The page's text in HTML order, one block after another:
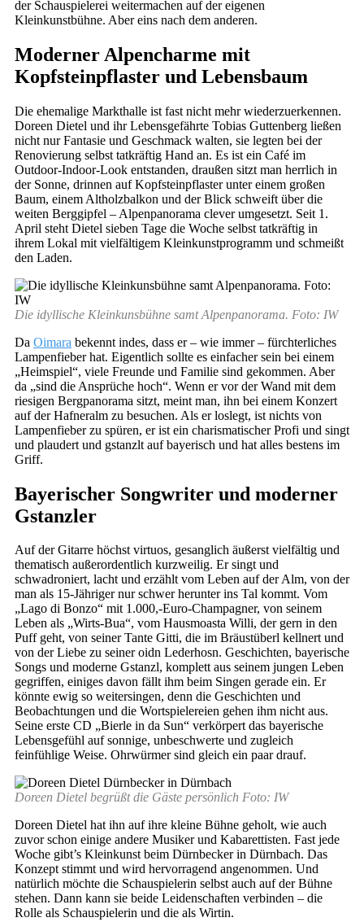
der Schauspielerei weitermachen auf der eigenen
Kleinkunstbühne. Aber eins nach dem anderen.
Moderner Alpencharme mit
Kopfsteinpflaster und Lebensbaum
Die ehemalige Markthalle ist fast nicht mehr wiederzuerkennen.
Doreen Dietel und ihr Lebensgefährte Tobias Guttenberg ließen
nicht nur Fantasie und Geschmack walten, sie legten bei der
Renovierung selbst tatkräftig Hand an. Es ist ein Café im
Outdoor-Indoor-Look entstanden, draußen sitzt man herrlich in
der Sonne, drinnen auf Kopfsteinpflaster unter einem großen
Baum, einem Altholzbalkon und der Blick schweift über die
weiten Berggipfel – Alpenpanorama clever umgesetzt. Seit 1.
April steht Dietel sieben Tage die Woche selbst tatkräftig in
ihrem Lokal mit vielfältigem Kleinkunstprogramm und schmeißt
den Laden.
Die idyllische Kleinkunsbühne samt Alpenpanorama. Foto: IW
Da Oimara bekennt indes, dass er – wie immer – fürchterliches
Lampenfieber hat. Eigentlich sollte es einfacher sein bei einem
„Heimspiel“, viele Freunde und Familie sind gekommen. Aber
da „sind die Ansprüche hoch“. Wenn er vor der Wand mit dem
riesigen Bergpanorama sitzt, meint man, ihn bei einem Konzert
auf der Hafneralm zu besuchen. Als er loslegt, ist nichts von
Lampenfieber zu spüren, er ist ein charismatischer Profi und singt
und plaudert und gstanzlt auf bayerisch und hat alles bestens im
Griff.
Bayerischer Songwriter und moderner
Gstanzler
Auf der Gitarre höchst virtuos, gesanglich äußerst vielfältig und
thematisch außerordentlich kurzweilig. Er singt und
schwadroniert, lacht und erzählt vom Leben auf der Alm, von der
man als 15-Jähriger nur schwer herunter ins Tal kommt. Vom
„Lago di Bonzo“ mit 1.000,-Euro-Champagner, von seinem
Leben als „Wirts-Bua“, vom Hausmoasta Willi, der gern in den
Puff geht, von seiner Tante Gitti, die im Bräustüberl kellnert und
von der Liebe zu seiner oidn Lederhosn. Geschichten, bayerische
Songs und moderne Gstanzl, komplett aus seinem jungen Leben
gegriffen, einiges davon fällt ihm beim Singen gerade ein. Er
könnte ewig so weitersingen, denn die Geschichten und
Beobachtungen und die Wortspielereien gehen ihm nicht aus.
Seine erste CD „Bierle in da Sun“ verkörpert das bayerische
Lebensgefühl auf sonnige, unbeschwerte und zugleich
feinfühlige Weise. Ohrwürmer sind gleich ein paar drauf.
Doreen Dietel begrüßt die Gäste persönlich Foto: IW
Doreen Dietel hat ihn auf ihre kleine Bühne geholt, wie auch
zuvor schon einige andere Musiker und Kabarettisten. Fast jede
Woche gibt’s Kleinkunst beim Dürnbecker in Dürnbach. Das
Konzept stimmt und wird hervorragend angenommen. Und
natürlich möchte die Schauspielerin selbst auch auf der Bühne
stehen. Dann kann sie beide Leidenschaften verbinden – die
Rolle als Schauspielerin und die als Wirtin.